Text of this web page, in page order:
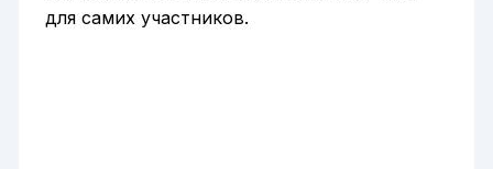
для самих участников.